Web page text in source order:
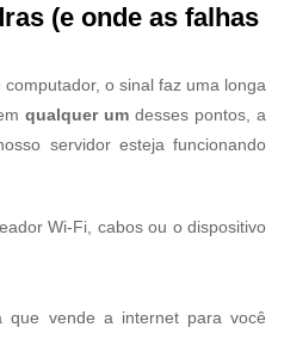
(e onde as falhas
o sinal faz uma longa
qualquer um desses pontos, a
servidor esteja funcionando
Wi-Fi, cabos ou o dispositivo
que vende a internet para você